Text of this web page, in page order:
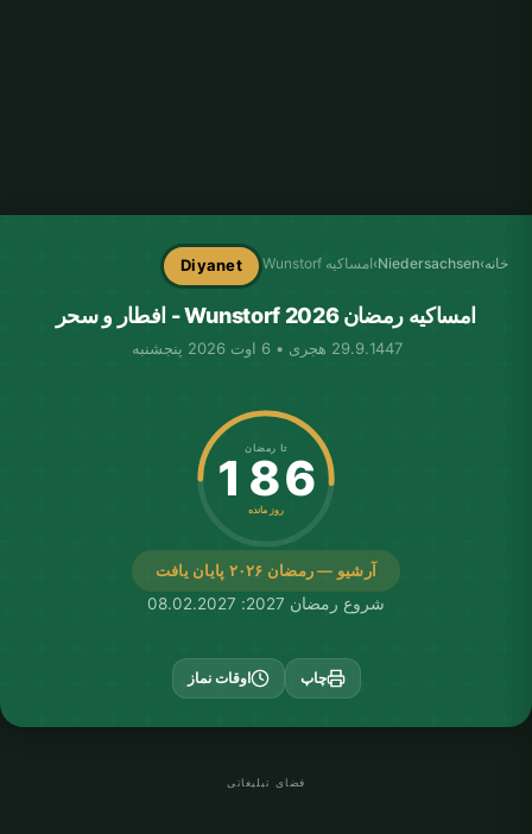
خانه›
Niedersachsen
›امساکیه Wunstorf Diyanet
امساکیه رمضان Wunstorf 2026 - افطار و سحر
29.9.1447 هجری • 6 اوت 2026 پنجشنبه
آرشیو — رمضان ۲۰۲۶ پایان یافت
تا رمضان
186
روز مانده
شروع رمضان 2027: 08.02.2027
چاپ اوقات نماز
فضای تبلیغاتی